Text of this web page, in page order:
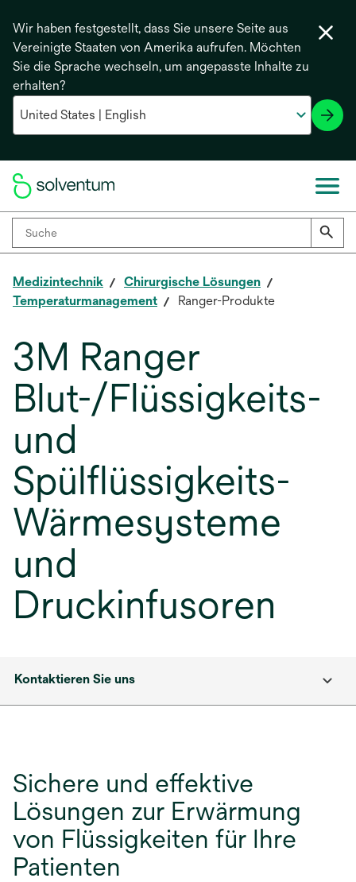
Wir haben festgestellt, dass Sie unsere Seite aus
Vereinigte Staaten von Amerika aufrufen. Möchten
Sie die Sprache wechseln, um angepasste Inhalte zu
erhalten?
Medizintechnik
Chirurgische Lösungen
Temperaturmanagement
Ranger-Produkte
3M Ranger
Blut-/Flüssigkeits-
und
Spülflüssigkeits-
Wärmesysteme
und
Druckinfusoren
Kontaktieren Sie uns
Sichere und effektive
Lösungen zur Erwärmung
von Flüssigkeiten für Ihre
Patienten